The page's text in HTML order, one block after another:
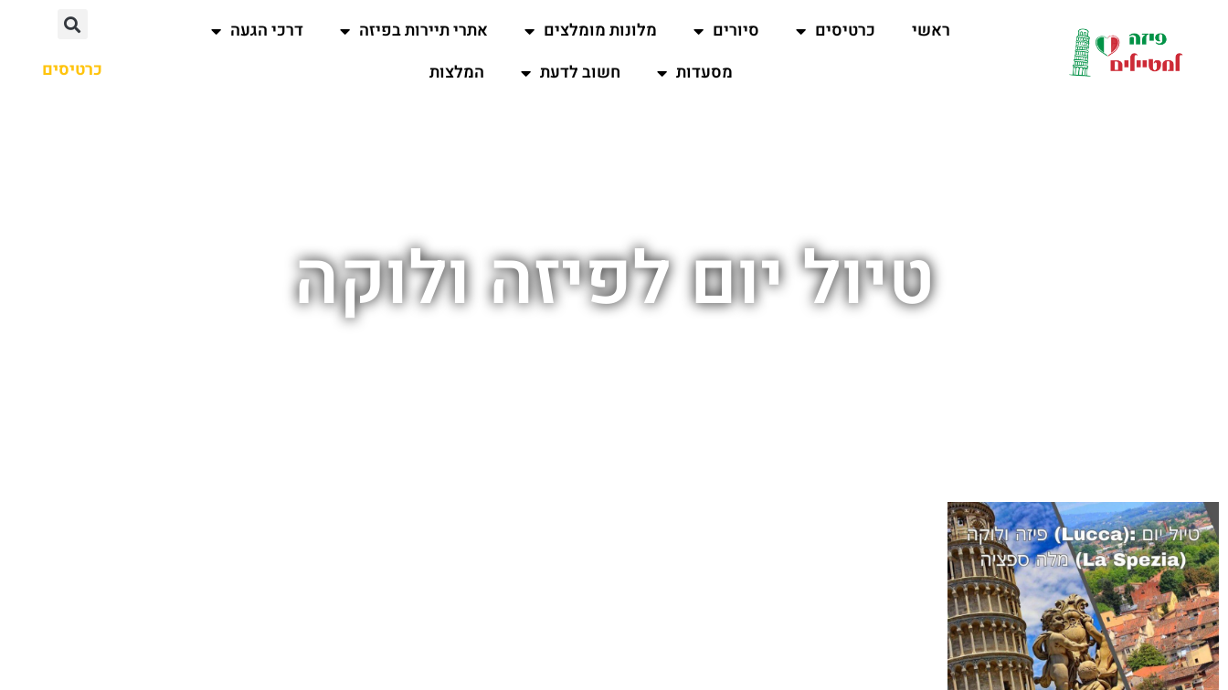
ראשי כרטיסים סיורים מלונות מומלצים אתרי תיירות בפיזה
דרכי הגעה
מסעדות
חשוב לדעת המלצות כרטיסים
טיול יום לפיזה ולוקה